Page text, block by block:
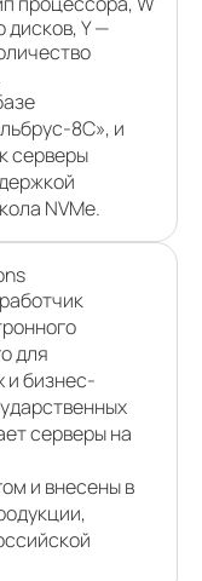
дисков, Y —
8С», и
серверы
NVMe.
для
и бизнес-
серверы на
и внесены в